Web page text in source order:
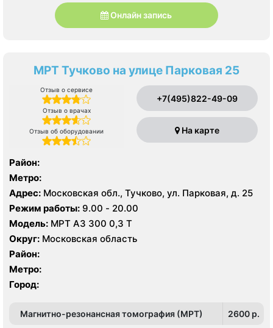
Онлайн запись
МРТ Тучково на улице Парковая 25
Отзыв о сервисе
Отзыв о врачах
Отзыв об оборудовании
+7(495)822-49-09
На карте
Район:
Метро:
Адрес: Московская обл., Тучково, ул. Парковая, д. 25
Режим работы: 9.00 - 20.00
Модель: МРТ АЗ 300 0,3 Т
Округ: Московская область
Район:
Метро:
Город:
Магнитно-резонансная томография (МРТ) 2600 p.